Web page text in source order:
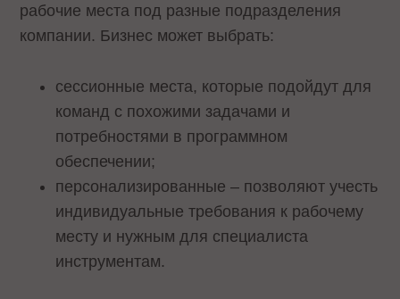
рабочие места под разные подразделения
компании. Бизнес может выбрать:
сессионные места, которые подойдут для
команд с похожими задачами и
потребностями в программном
обеспечении;
персонализированные – позволяют учесть
индивидуальные требования к рабочему
месту и нужным для специалиста
инструментам.